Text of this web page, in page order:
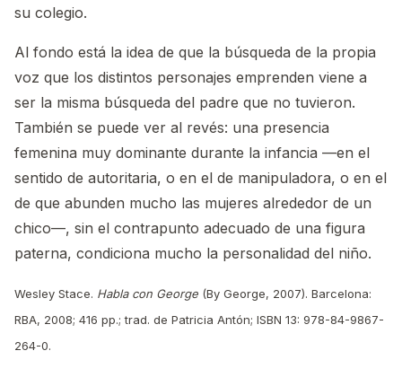
su colegio.
Al fondo está la idea de que la búsqueda de la propia
voz que los distintos personajes emprenden viene a
ser la misma búsqueda del padre que no tuvieron.
También se puede ver al revés: una presencia
femenina muy dominante durante la infancia —en el
sentido de autoritaria, o en el de manipuladora, o en el
de que abunden mucho las mujeres alrededor de un
chico—, sin el contrapunto adecuado de una figura
paterna, condiciona mucho la personalidad del niño.
Wesley Stace. Habla con George (By George, 2007). Barcelona:
RBA, 2008; 416 pp.; trad. de Patricia Antón; ISBN 13: 978-84-9867-
264-0.